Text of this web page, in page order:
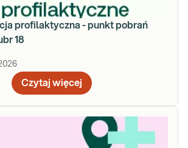
profilaktyczna - punkt pobrań
18
Czytaj więcej